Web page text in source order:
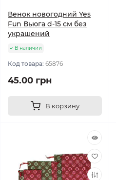
Венок новогодний Yes
Fun Вьюга d-15 см без
украшений
В наличии
Код товара: 65876
45.00 грн
В корзину